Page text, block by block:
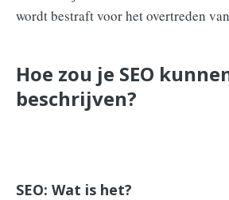
wordt bestraft voor het overtreden
Hoe zou je SEO
beschrijven?
SEO: Wat is het?